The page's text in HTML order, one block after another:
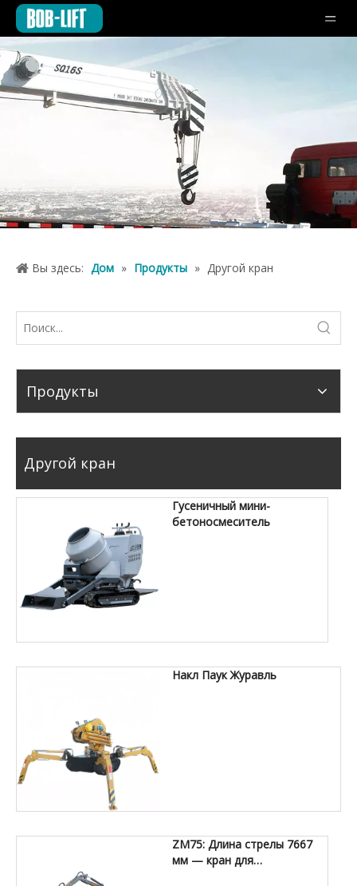
Вы здесь: Дом » Продукты » Другой кран
Продукты
Другой кран
Гусеничный мини-
бетоносмеситель
Накл Паук Журавль
ZM75: Длина стрелы 7667
мм — кран для